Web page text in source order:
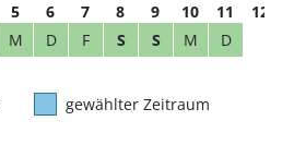
5 6 7 8 9 10 11
12
M D F S S M D
gewählter Zeitraum